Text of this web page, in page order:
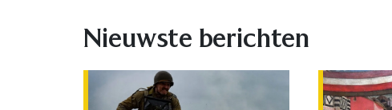
Nieuwste berichten